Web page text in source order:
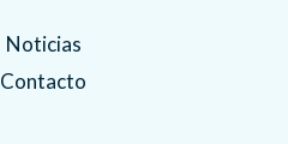
Noticias
Contacto